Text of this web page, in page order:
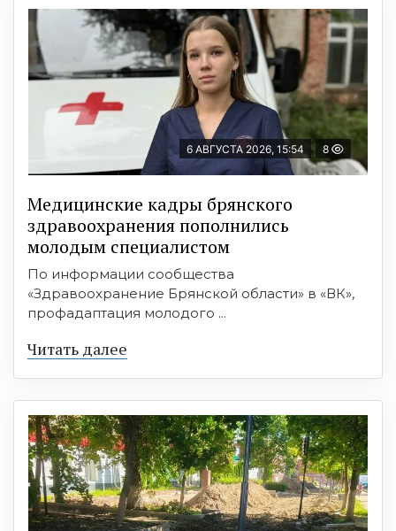
6 АВГУСТА 2026, 15:54 8
Медицинские кадры брянского
здравоохранения пополнились
молодым специалистом
По информации сообщества
«Здравоохранение Брянской области» в «ВК»,
профадаптация молодого ...
Читать далее